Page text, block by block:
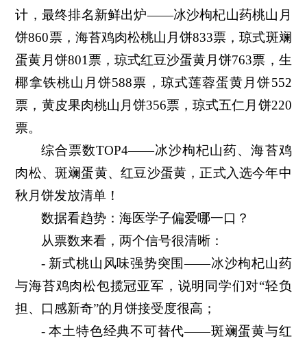
计，最终排名新鲜出炉——冰沙枸杞山药桃山月
饼860票，海苔鸡肉松桃山月饼833票，琼式斑斓
蛋黄月饼801票，琼式红豆沙蛋黄月饼763票，生
椰拿铁桃山月饼588票，琼式莲蓉蛋黄月饼552
票，黄皮果肉桃山月饼356票，琼式五仁月饼220
票。
综合票数TOP4——冰沙枸杞山药、海苔鸡
肉松、斑斓蛋黄、红豆沙蛋黄，正式入选今年中
秋月饼发放清单！
数据看趋势：海医学子偏爱哪一口？
从票数来看，两个信号很清晰：
- 新式桃山风味强势突围——冰沙枸杞山药
与海苔鸡肉松包揽冠亚军，说明同学们对“轻负
担、口感新奇”的月饼接受度很高；
- 本土特色经典不可替代——斑斓蛋黄与红